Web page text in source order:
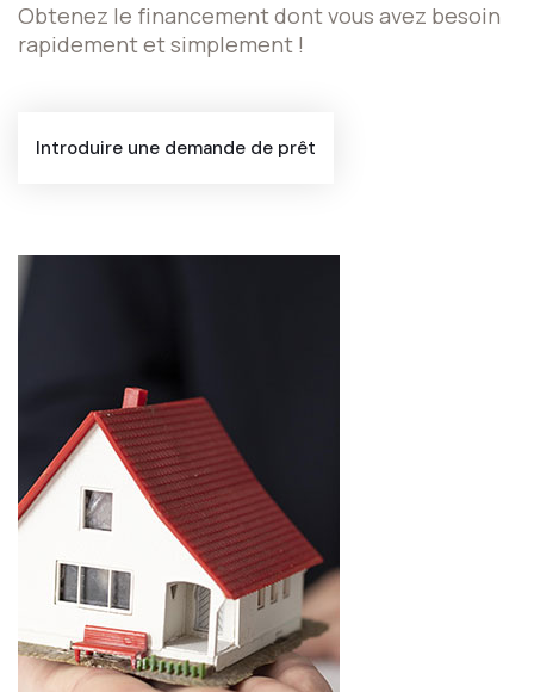
Obtenez le financement dont vous avez besoin
rapidement et simplement !
Introduire une demande de prêt